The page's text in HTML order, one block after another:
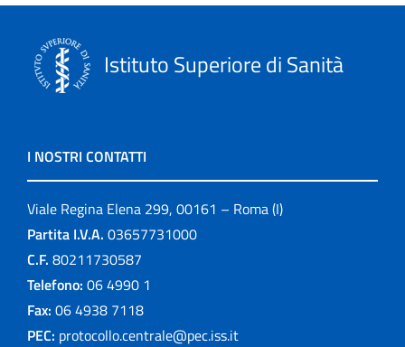
Istituto Superiore di Sanità
I NOSTRI CONTATTI
Viale Regina Elena 299, 00161 – Roma (I)
Partita I.V.A. 03657731000
C.F. 80211730587
Telefono: 06 4990 1
Fax: 06 4938 7118
PEC: protocollo.centrale@pec.iss.it